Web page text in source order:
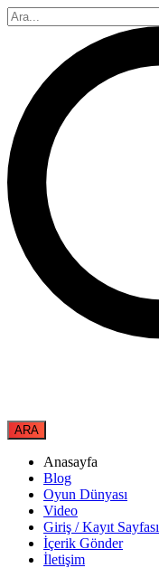
Anasayfa
Blog
Oyun Dünyası
Video
Giriş / Kayıt Sayfası
İçerik Gönder
İletişim